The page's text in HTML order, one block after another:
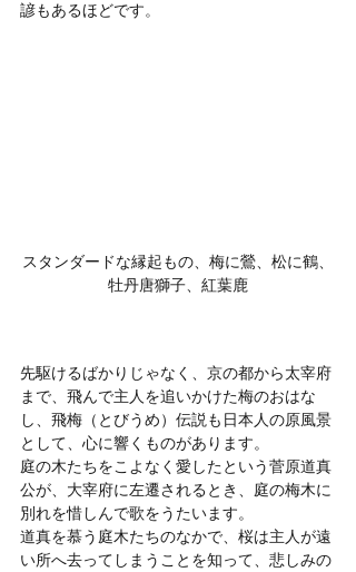
諺もあるほどです。
スタンダードな縁起もの、梅に鶯、松に鶴、
牡丹唐獅子、紅葉鹿
先駆けるばかりじゃなく、京の都から太宰府
まで、飛んで主人を追いかけた梅のおはな
し、飛梅（とびうめ）伝説も日本人の原風景
として、心に響くものがあります。
庭の木たちをこよなく愛したという菅原道真
公が、大宰府に左遷されるとき、庭の梅木に
別れを惜しんで歌をうたいます。
道真を慕う庭木たちのなかで、桜は主人が遠
い所へ去ってしまうことを知って、悲しみの